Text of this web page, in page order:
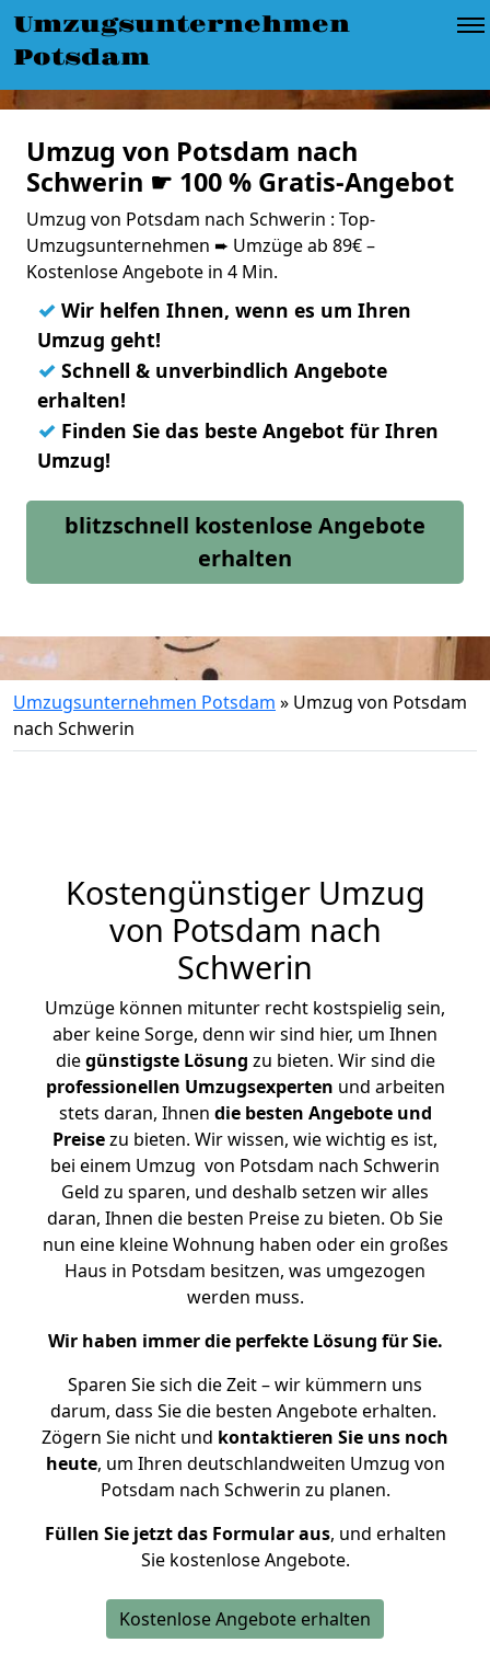
Umzugsunternehmen
Potsdam
Umzug von Potsdam nach
Schwerin ☛ 100 % Gratis-Angebot
Umzug von Potsdam nach Schwerin : Top-
Umzugsunternehmen ➨ Umzüge ab 89€ –
Kostenlose Angebote in 4 Min.
✓ Wir helfen Ihnen, wenn es um Ihren
Umzug geht!
✓ Schnell & unverbindlich Angebote
erhalten!
✓ Finden Sie das beste Angebot für Ihren
Umzug!
blitzschnell kostenlose Angebote
erhalten
Umzugsunternehmen Potsdam » Umzug von Potsdam
nach Schwerin
Kostengünstiger Umzug
von Potsdam nach
Schwerin
Umzüge können mitunter recht kostspielig sein,
aber keine Sorge, denn wir sind hier, um Ihnen
diegünstigste Lösung zu bieten. Wir sind die
professionellen Umzugsexperten und arbeiten
stets daran, Ihnen die besten Angebote und
Preisezu bieten. Wir wissen, wie wichtig es ist,
bei einem Umzug von Potsdam nach Schwerin
Geld zu sparen, und deshalb setzen wir alles
daran, Ihnen die besten Preise zu bieten. Ob Sie
nun eine kleine Wohnung haben oder ein großes
Haus in Potsdam besitzen, was umgezogen
werden muss.
Wir haben immer die perfekte Lösung für Sie.
Sparen Sie sich die Zeit – wir kümmern uns
darum, dass Sie die besten Angebote erhalten.
Zögern Sie nicht und kontaktieren Sie uns noch
heute, um Ihren deutschlandweiten Umzug von
Potsdam nach Schwerin zu planen.
Füllen Sie jetzt das Formular aus, und erhalten
Sie kostenlose Angebote.
Kostenlose Angebote erhalten